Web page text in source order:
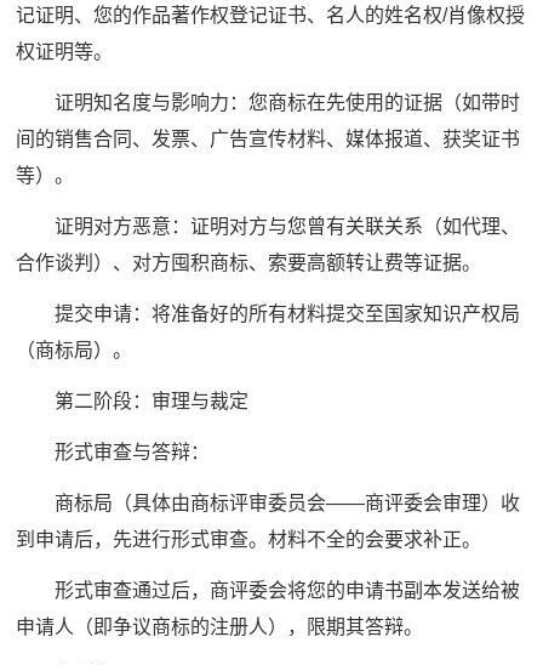
记证明、您的作品著作权登记证书、名人的姓名权/肖像权授
权证明等。
证明知名度与影响力：您商标在先使用的证据（如带时
间的销售合同、发票、广告宣传材料、媒体报道、获奖证书
等）。
证明对方恶意：证明对方与您曾有关联关系（如代理、
合作谈判）、对方囤积商标、索要高额转让费等证据。
提交申请：将准备好的所有材料提交至国家知识产权局
（商标局）。
第二阶段：审理与裁定
形式审查与答辩：
商标局（具体由商标评审委员会——商评委会审理）收
到申请后，先进行形式审查。材料不全的会要求补正。
形式审查通过后，商评委会将您的申请书副本发送给被
申请人（即争议商标的注册人），限期其答辩。